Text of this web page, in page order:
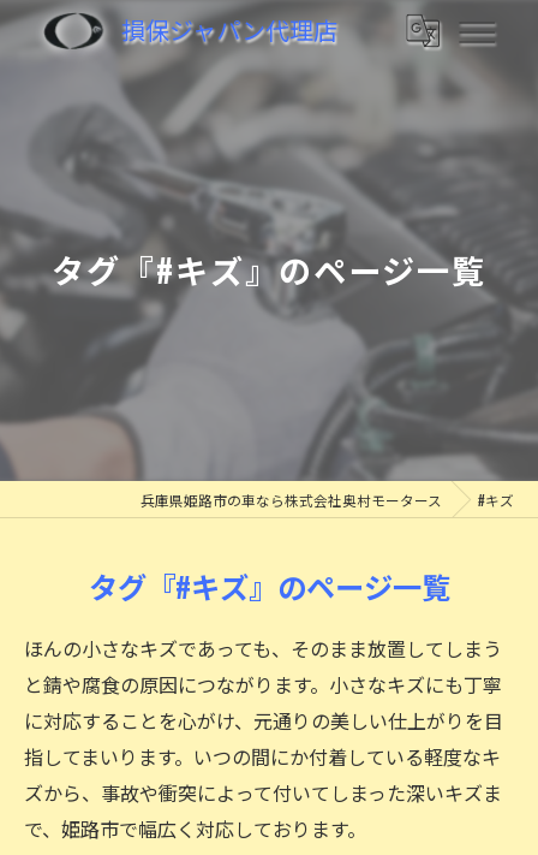
損保ジャパン代理店
タグ『#キズ』のページ一覧
兵庫県姫路市の車なら株式会社奥村モータース #キズ
タグ『#キズ』のページ一覧
ほんの小さなキズであっても、そのまま放置してしまう
と錆や腐食の原因につながります。小さなキズにも丁寧
に対応することを心がけ、元通りの美しい仕上がりを目
指してまいります。いつの間にか付着している軽度なキ
ズから、事故や衝突によって付いてしまった深いキズま
で、姫路市で幅広く対応しております。